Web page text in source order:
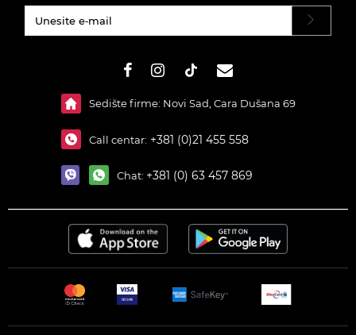
Sedište firme: Novi Sad, Cara Dušana 69
Call centar: +381 (0)21 455 558
Chat: +381 (0) 63 457 869